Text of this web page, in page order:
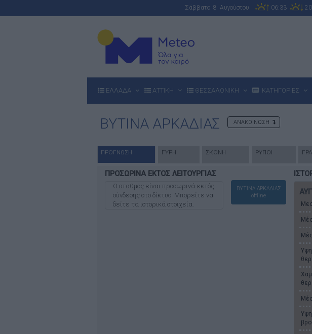
Σάββατο 8 Αυγούστου 06:33
ΕΛΛΑΔΑ ΑΤΤΙΚΗ ΘΕΣΣΑΛΟΝΙΚΗ ΚΑΤΗΓΟΡΙΕΣ
ΒΥΤΙΝΑ ΑΡΚΑΔΙΑΣ ΑΝΑΚΟΙΝΩΣΗ
ΠΡΟΓΝΩΣΗ ΓΥΡΗ ΣΚΟΝΗ ΡΥΠΟΙ
ΠΡΟΣΩΡΙΝΑ ΕΚΤΟΣ ΛΕΙΤΟΥΡΓΙΑΣ
O σταθμός είναι προσωρινά εκτός
σύνδεσης στο δίκτυο. Μπορείτε να
δείτε τα ιστορικά στοιχεία.
ΒΥΤΙΝΑ ΑΡΚΑΔΙΑΣ
offline